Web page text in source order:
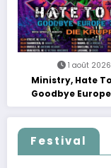
1 août 2026
Ministry, Hate
Goodbye
Festival